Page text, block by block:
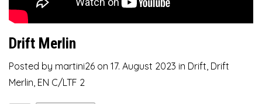
Drift Merlin
Posted by martini26 on 17. August 2023 in Drift Drift
Merlin EN C/LTF 2